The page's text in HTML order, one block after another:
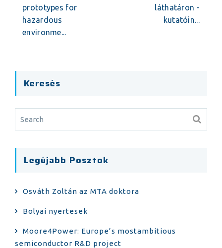
prototypes for
hazardous
environme...
láthatáron -
kutatóin...
Keresés
Legújabb Posztok
Osváth Zoltán az MTA doktora
Bolyai nyertesek
Moore4Power: Europe’s mostambitious
semiconductor R&D project